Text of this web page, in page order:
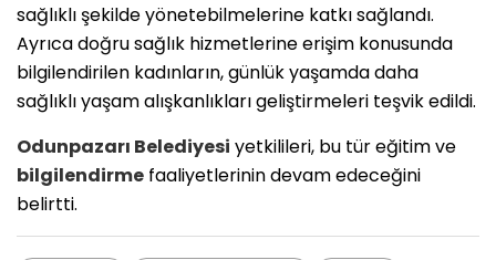
sağlıklı şekilde yönetebilmelerine katkı sağlandı.
Ayrıca doğru sağlık hizmetlerine erişim konusunda
bilgilendirilen kadınların, günlük yaşamda daha
sağlıklı yaşam alışkanlıkları geliştirmeleri teşvik edildi.
Odunpazarı Belediyesi yetkilileri, bu tür eğitim ve
bilgilendirme faaliyetlerinin devam edeceğini
belirtti.